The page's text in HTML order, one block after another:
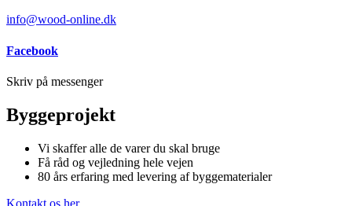
info@wood-online.dk
Facebook
Skriv på messenger
Byggeprojekt
Vi skaffer alle de varer du skal bruge
Få råd og vejledning hele vejen
80 års erfaring med levering af byggematerialer
Kontakt os her